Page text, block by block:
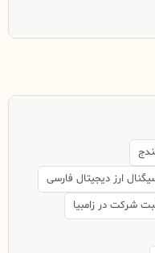
ارز دیجیتال فارسی
شرکت در زامبیا